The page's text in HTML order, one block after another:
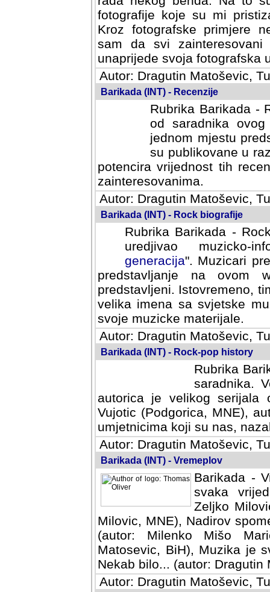
fotografije koje su mi
fotografske primjere
svi zainteresovani
svoja fotografska umijeca.
Autor: Dragutin Matoševic,
Barikada (INT) - Recenzije
Rubrika Barikada -
od saradnika
jednom mjestu
su publikovane u
potencira vrijednost tih
zainteresovanima.
Autor: Dragutin Matoševic,
Barikada (INT) - Rock biografije
Rubrika Barikada -
uredjivao muzicko-
Muzicari predstavljeni u
na ovom web portalu
Istovremeno, tim nacinom
sa svjetske muzicke scene
materijale.
Autor: Dragutin Matoševic,
Barikada (INT) - Rock-pop history
Rubrika
saradnika.
autorica je velikog serijala
Vujotic (Podgorica, MNE),
umjetnicima koji su nas,
Autor: Dragutin Matoševic,
Barikada (INT) - Vremeplov
Barikada -
svaka
Milovic,
MNE), Nadirov spomenar
Milenko Mišo Maric, UK),
Muzika je svirala (autor:
(autor: Dragutin Matosevic,
Autor: Dragutin Matoševic,